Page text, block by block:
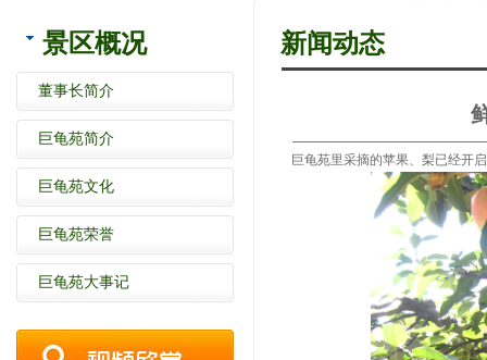
景区概况
董事长简介
巨龟苑简介
巨龟苑文化
巨龟苑荣誉
巨龟苑大事记
新闻动态
巨龟苑里采摘的苹果、梨已经开